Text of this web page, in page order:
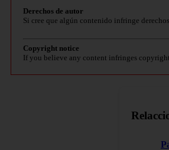
Derechos de autor
Si cree que algún contenido infringe
Copyright notice
If you believe any content infringes